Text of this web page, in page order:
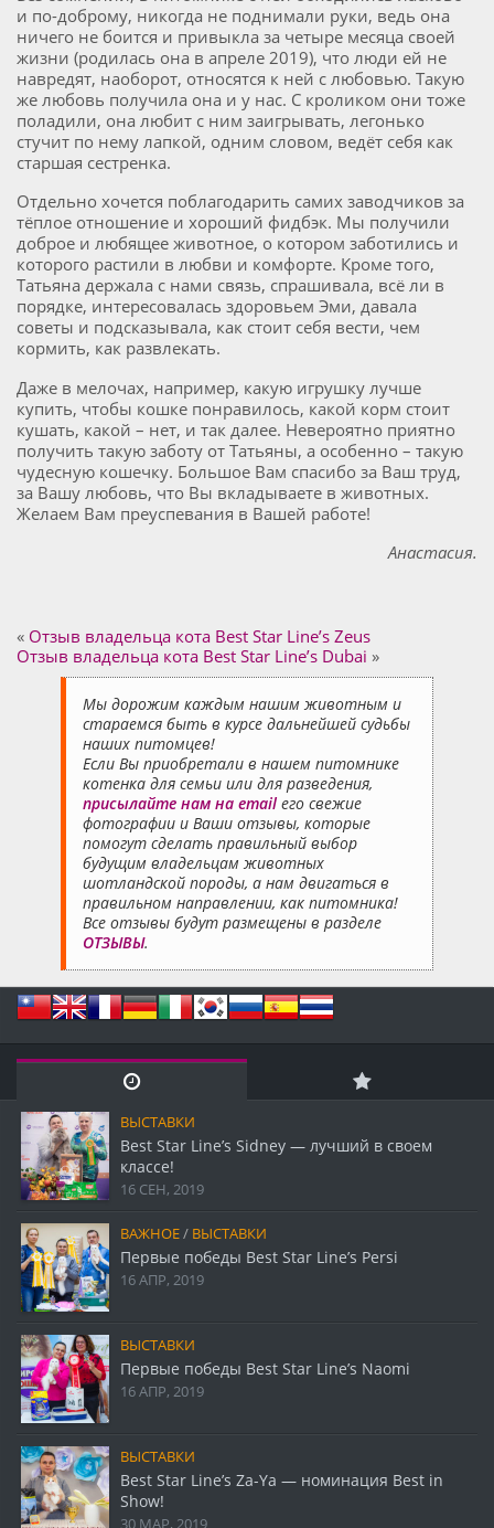
и по-доброму, никогда не поднимали руки, ведь она
ничего не боится и привыкла за четыре месяца своей
жизни (родилась она в апреле 2019), что люди ей не
навредят, наоборот, относятся к ней с любовью. Такую
же любовь получила она и у нас. С кроликом они тоже
поладили, она любит с ним заигрывать, легонько
стучит по нему лапкой, одним словом, ведёт себя как
старшая сестренка.
Отдельно хочется поблагодарить самих заводчиков за
тёплое отношение и хороший фидбэк. Мы получили
доброе и любящее животное, о котором заботились и
которого растили в любви и комфорте. Кроме того,
Татьяна держала с нами связь, спрашивала, всё ли в
порядке, интересовалась здоровьем Эми, давала
советы и подсказывала, как стоит себя вести, чем
кормить, как развлекать.
Даже в мелочах, например, какую игрушку лучше
купить, чтобы кошке понравилось, какой корм стоит
кушать, какой – нет, и так далее. Невероятно приятно
получить такую заботу от Татьяны, а особенно – такую
чудесную кошечку. Большое Вам спасибо за Ваш труд,
за Вашу любовь, что Вы вкладываете в животных.
Желаем Вам преуспевания в Вашей работе!
Анастасия.
« Отзыв владельца кота Best Star Line’s Zeus
Отзыв владельца кота Best Star Line’s Dubai »
Мы дорожим каждым нашим животным и
стараемся быть в курсе дальнейшей судьбы
наших питомцев!
Если Вы приобретали в нашем питомнике
котенка для семьи или для разведения,
присылайте нам на email его свежие
фотографии и Ваши отзывы, которые
помогут сделать правильный выбор
будущим владельцам животных
шотландской породы, а нам двигаться в
правильном направлении, как питомника!
Все отзывы будут размещены в разделе
ОТЗЫВЫ.
ВЫСТАВКИ
Best Star Line’s Sidney — лучший в своем
классе!
16 СЕН, 2019
ВАЖНОЕ/ ВЫСТАВКИ
Первые победы Best Star Line’s Persi
16 АПР, 2019
ВЫСТАВКИ
Первые победы Best Star Line’s Naomi
16 АПР, 2019
ВЫСТАВКИ
Best Star Line’s Za-Ya — номинация Best in
Show!
30 МАР, 2019